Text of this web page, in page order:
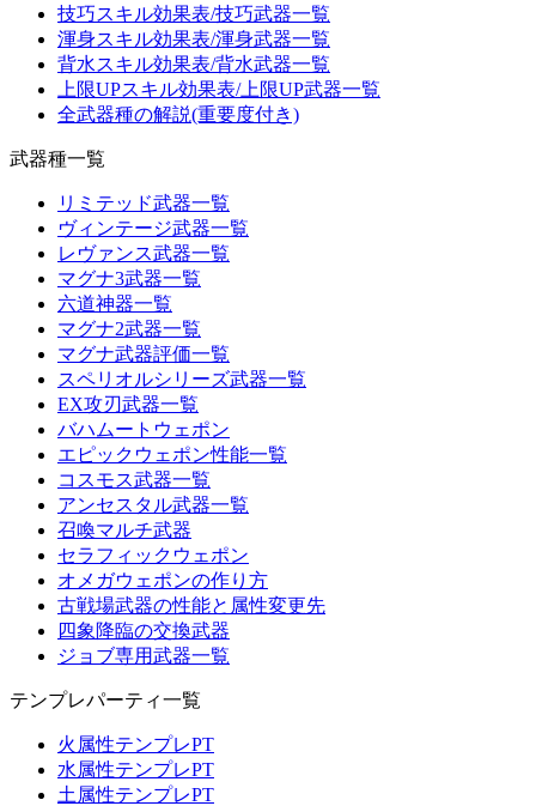
技巧スキル効果表/技巧武器一覧
渾身スキル効果表/渾身武器一覧
背水スキル効果表/背水武器一覧
上限UPスキル効果表/上限UP武器一覧
全武器種の解説(重要度付き)
武器種一覧
リミテッド武器一覧
ヴィンテージ武器一覧
レヴァンス武器一覧
マグナ3武器一覧
六道神器一覧
マグナ2武器一覧
マグナ武器評価一覧
スペリオルシリーズ武器一覧
EX攻刃武器一覧
バハムートウェポン
エピックウェポン性能一覧
コスモス武器一覧
アンセスタル武器一覧
召喚マルチ武器
セラフィックウェポン
オメガウェポンの作り方
古戦場武器の性能と属性変更先
四象降臨の交換武器
ジョブ専用武器一覧
テンプレパーティ一覧
火属性テンプレPT
水属性テンプレPT
土属性テンプレPT